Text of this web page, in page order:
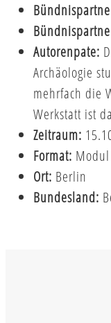
Autorenpate:
Archäologie
mehrfach die
Werkstatt ist
Zeitraum:
Format:
Ort: Berlin
Bundesland: